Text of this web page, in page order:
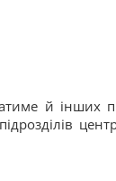
й інших